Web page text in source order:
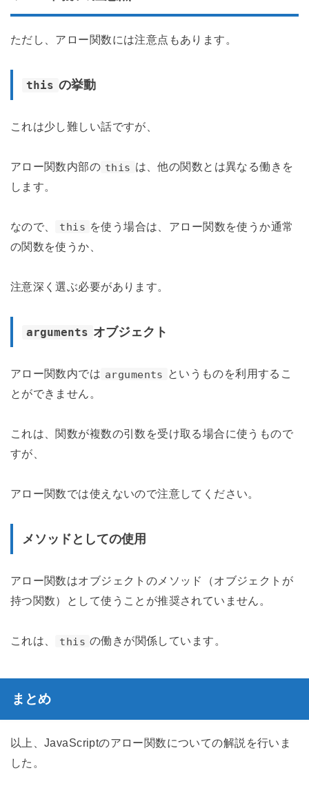
ただし、アロー関数には注意点もあります。
this の挙動
これは少し難しい話ですが、
アロー関数内部の this は、他の関数とは異なる働きを
します。
なので、 this を使う場合は、アロー関数を使うか通常
の関数を使うか、
注意深く選ぶ必要があります。
arguments オブジェクト
アロー関数内では arguments というものを利用するこ
とができません。
これは、関数が複数の引数を受け取る場合に使うもので
すが、
アロー関数では使えないので注意してください。
メソッドとしての使用
アロー関数はオブジェクトのメソッド（オブジェクトが
持つ関数）として使うことが推奨されていません。
これは、 this の働きが関係しています。
まとめ
以上、JavaScriptのアロー関数についての解説を行いま
した。